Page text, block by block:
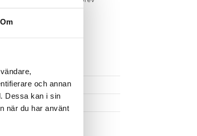
Om
och annan
Dessa kan i sin
när du har använt